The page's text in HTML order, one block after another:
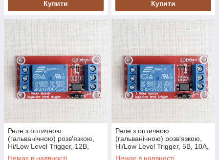
Купити Купити
Реле з оптичною
(гальванічною) розв'язкою,
Hi/Low Level Trigger, 12В,
10А, один канал
Немає в наявності
Реле з оптичною
(гальванічною) розв'язкою,
Hi/Low Level Trigger, 5В, 10А,
один канал
Немає в наявності